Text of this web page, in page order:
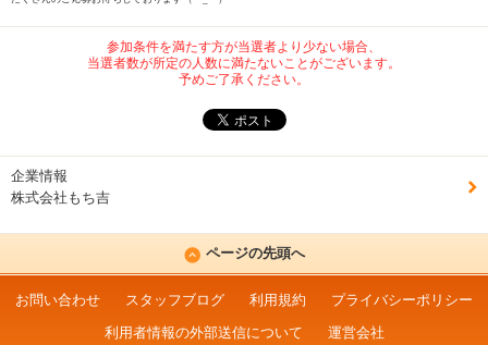
参加条件を満たす方が当選者より少ない場合、
当選者数が所定の人数に満たないことがございます。
予めご了承ください。
企業情報
株式会社もち吉
ページの先頭へ
お問い合わせ スタッフブログ 利用規約
プライバシーポリシー
利用者情報の外部送信について
運営会社